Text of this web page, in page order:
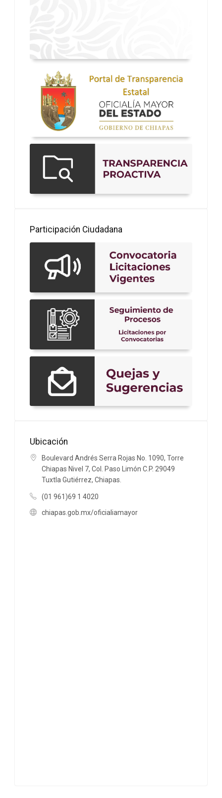
Participación Ciudadana
Ubicación
Boulevard Andrés Serra Rojas No. 1090, Torre
Chiapas Nivel 7, Col. Paso Limón C.P. 29049
Tuxtla Gutiérrez, Chiapas.
(01 961)69 1 4020
chiapas.gob.mx/oficialiamayor